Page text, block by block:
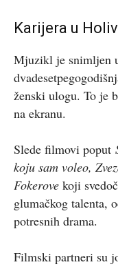
Karijera u
Mjuzikl je snimljen
ženski ulogu. To je
na ekranu.
Slede filmovi poput
koju sam voleo,
Fokerove koji
glumačkog talenta,
potresnih drama.
Filmski partneri su